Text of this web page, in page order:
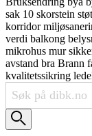
sak 10 skorstein
korridor
verdi balkong
mikrohus mur
avstand bra Brann
kvalitetssikring